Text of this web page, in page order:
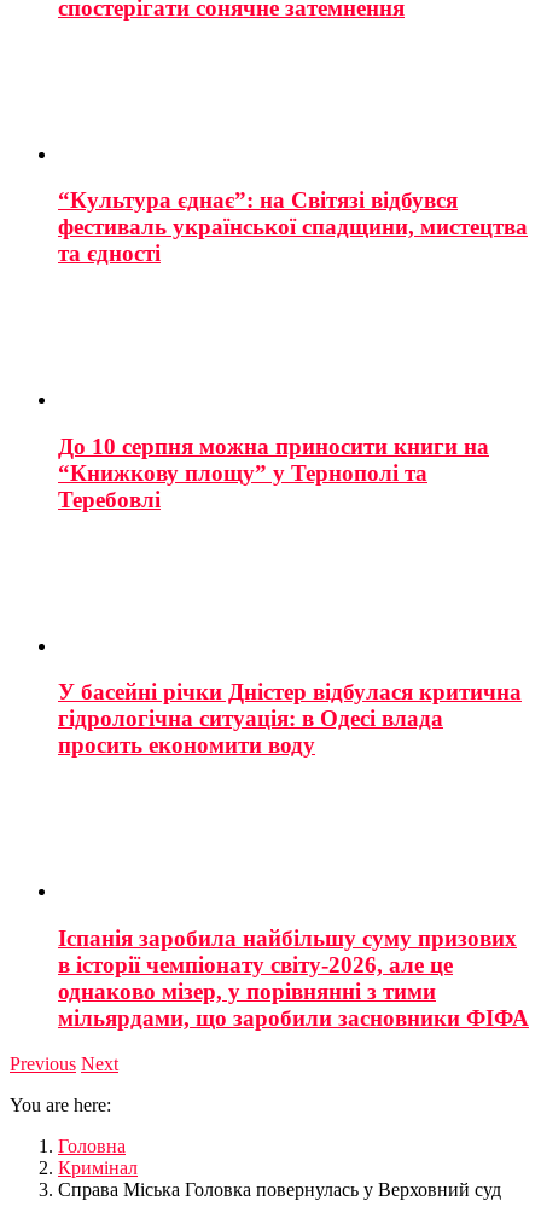
спостерігати сонячне затемнення
“Культура єднає”: на Світязі відбувся
фестиваль української спадщини, мистецтва
та єдності
До 10 серпня можна приносити книги на
“Книжкову площу” у Тернополі та
Теребовлі
У басейні річки Дністер відбулася критична
гідрологічна ситуація: в Одесі влада
просить економити воду
Іспанія заробила найбільшу суму призових
в історії чемпіонату світу-2026, але це
однаково мізер, у порівнянні з тими
мільярдами, що заробили засновники ФІФА
Previous Next
You are here:
Головна
Кримінал
Справа Міська Головка повернулась у Верховний суд